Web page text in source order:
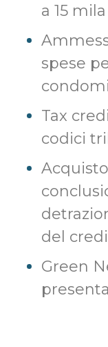
a 15
spese
Tax
codici
del
Green